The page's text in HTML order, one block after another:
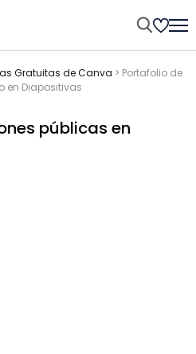
Gratuitas de Canva > Portafolio de
en Diapositivas
públicas en